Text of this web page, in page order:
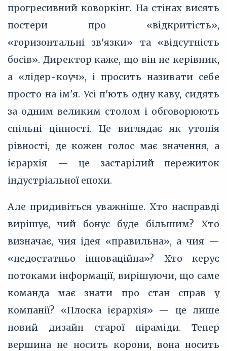
прогресивний коворкінг. На стінах висять
постери про «відкритість»,
«горизонтальні зв'язки» та «відсутність
босів». Директор каже, що він не керівник,
а «лідер-коуч», і просить називати себе
просто на ім'я. Усі п'ють одну каву, сидять
за одним великим столом і обговорюють
спільні цінності. Це виглядає як утопія
рівності, де кожен голос має значення, а
ієрархія — це застарілий пережиток
індустріальної епохи.
Але придивіться уважніше. Хто насправді
вирішує, чий бонус буде більшим? Хто
визначає, чия ідея «правильна», а чия —
«недостатньо інноваційна»? Хто керує
потоками інформації, вирішуючи, що саме
команда має знати про стан справ у
компанії? «Плоска ієрархія» — це лише
новий дизайн старої піраміди. Тепер
вершина не носить корони, вона носить